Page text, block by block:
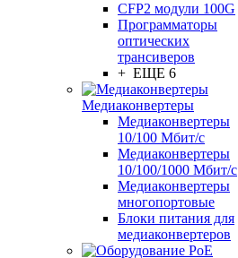
CFP2 модули 100G
Программаторы
оптических
трансиверов
+ ЕЩЕ 6
Медиаконвертеры
Медиаконвертеры
10/100 Мбит/с
Медиаконвертеры
10/100/1000 Мбит/c
Медиаконвертеры
многопортовые
Блоки питания для
медиаконвертеров